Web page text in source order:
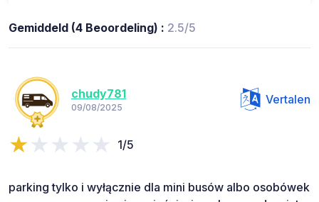
Gemiddeld (4 Beoordeling) : 2.5/5
chudy781
09/08/2025
Vertalen
1/5
parking tylko i wyłącznie dla mini busów albo osobówek